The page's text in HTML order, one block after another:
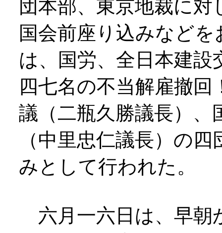
団本部、東京地裁に
国会前座り込みなど
は、国労、全日本建設
四七名の不当解雇撤
議（二瓶久勝議長）、
（中里忠仁議長）の
みとして行われた。
六月一六日は、早朝